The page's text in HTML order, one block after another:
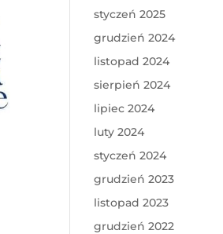
styczeń 2025
grudzień 2024
listopad 2024
sierpień 2024
lipiec 2024
luty 2024
styczeń 2024
grudzień 2023
listopad 2023
grudzień 2022